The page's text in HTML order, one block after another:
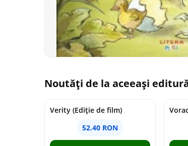
Noutăți de la aceeași
Verity (Ediție de film)
52.40 RON